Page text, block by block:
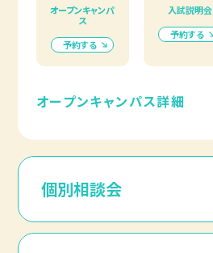
オープンキャンパ
ス
予約する
入試説明会
予約する
オープンキャンパス詳細
個別相談会